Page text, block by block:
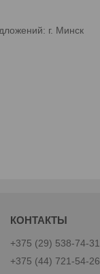
г. Минск
+375 (29) 538-74-31
+375 (44) 721-54-26